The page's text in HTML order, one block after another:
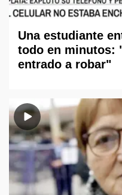
Una estudiante
todo en minutos:
entrado a robar"